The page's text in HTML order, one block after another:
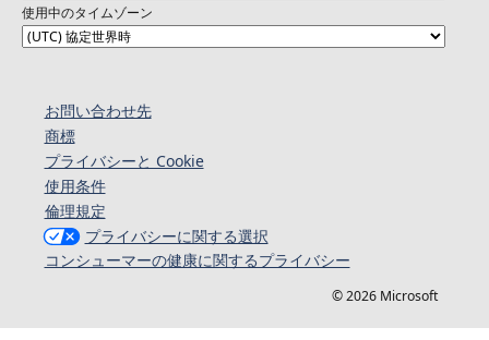
使用中のタイムゾーン
お問い合わせ先
商標
プライバシーと Cookie
使用条件
倫理規定
プライバシーに関する選択
コンシューマーの健康に関するプライバシー
© 2026 Microsoft